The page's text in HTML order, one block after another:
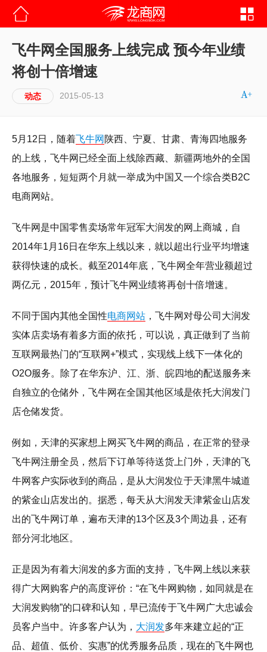
飞牛网全国服务上线完成 预今年业绩
将创十倍增速
动态 2015-05-13
5月12日，随着飞牛网 陕西、宁夏、甘肃、青海四地服务
的上线，飞牛网已经全面上线除西藏、新疆两地外的全国
各地服务，短短两个月就一举成为中国又一个综合类B2C
电商网站。
飞牛网是中国零售卖场常年冠军大润发的网上商城，自
2014年1月16日在华东上线以来，就以超出行业平均增速
获得快速的成长。截至2014年底，飞牛网全年营业额超过
两亿元，2015年，预计飞牛网业绩将再创十倍增速。
不同于国内其他全国性电商网站 ，飞牛网对母公司大润发
实体店卖场有着多方面的依托，可以说，真正做到了当前
互联网最热门的“互联网+”模式，实现线上线下一体化的
O2O服务。除了在华东沪、江、浙、皖四地的配送服务来
自独立的仓储外，飞牛网在全国其他区域是依托大润发门
店仓储发货。
例如，天津的买家想上网买飞牛网的商品，在正常的登录
飞牛网注册全员，然后下订单等待送货上门外，天津的飞
牛网客户实际收到的商品，是从大润发位于天津黑牛城道
的紫金山店发出的。据悉，每天从大润发天津紫金山店发
出的飞牛网订单，遍布天津的13个区及3个周边县，还有
部分河北地区。
正是因为有着大润发的多方面的支持，飞牛网上线以来获
得广大网购客户的高度评价：“在飞牛网购物，如同就是在
大润发购物”的口碑和认知，早已流传于飞牛网广大忠诚会
员客户当中。许多客户认为， 大润发多年来建立起的“正
品、超值、低价、实惠”的优秀服务品质，现在的飞牛网也